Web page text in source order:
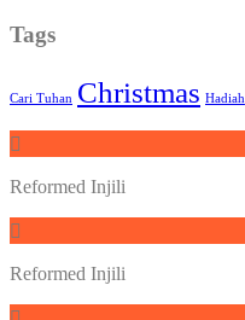
Tags
Cari Tuhan Christmas Hadiah
Reformed Injili
Reformed Injili